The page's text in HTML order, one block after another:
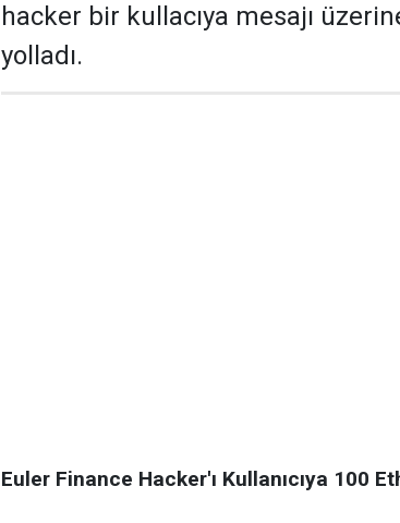
hacker bir kullacıya mesajı
yolladı.
Euler Finance Hacker'ı Kullanıcıya 100